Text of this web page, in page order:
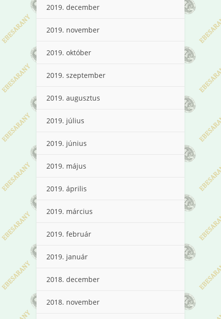
2019. december
2019. november
2019. október
2019. szeptember
2019. augusztus
2019. július
2019. június
2019. május
2019. április
2019. március
2019. február
2019. január
2018. december
2018. november